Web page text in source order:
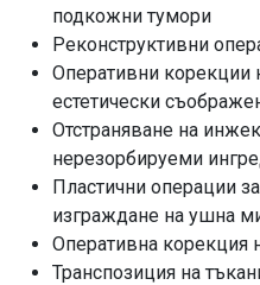
подкожни тумори
Реконструктивни
Оперативни корекции
естетически
Отстраняване на
нерезорбируеми
Пластични операции
изграждане на ушна
Оперативна корекция
Транспозиция на